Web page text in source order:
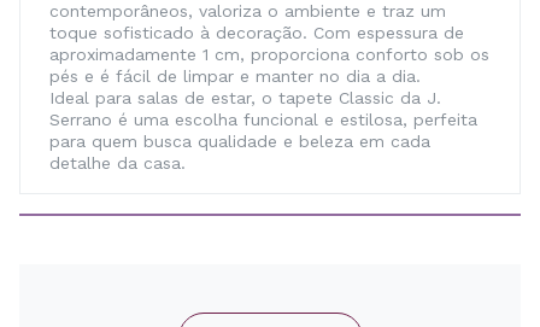
contemporâneos, valoriza o ambiente e traz um
toque sofisticado à decoração. Com espessura de
aproximadamente 1 cm, proporciona conforto sob os
pés e é fácil de limpar e manter no dia a dia.
Ideal para salas de estar, o tapete Classic da J.
Serrano é uma escolha funcional e estilosa, perfeita
para quem busca qualidade e beleza em cada
detalhe da casa.